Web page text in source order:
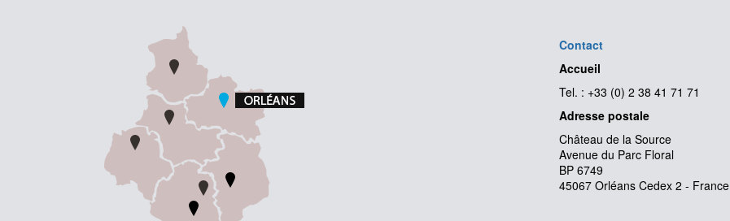
Contact
Accueil
Tel. : +33 (0) 2 38 41 71 71
Adresse postale
Château de la Source
Avenue du Parc Floral
BP 6749
45067 Orléans Cedex 2 - France